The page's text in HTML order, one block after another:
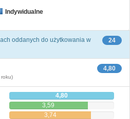
Indywidualne
24
oddanych do użytkowania w
4,80
4,80
3,59
3,74